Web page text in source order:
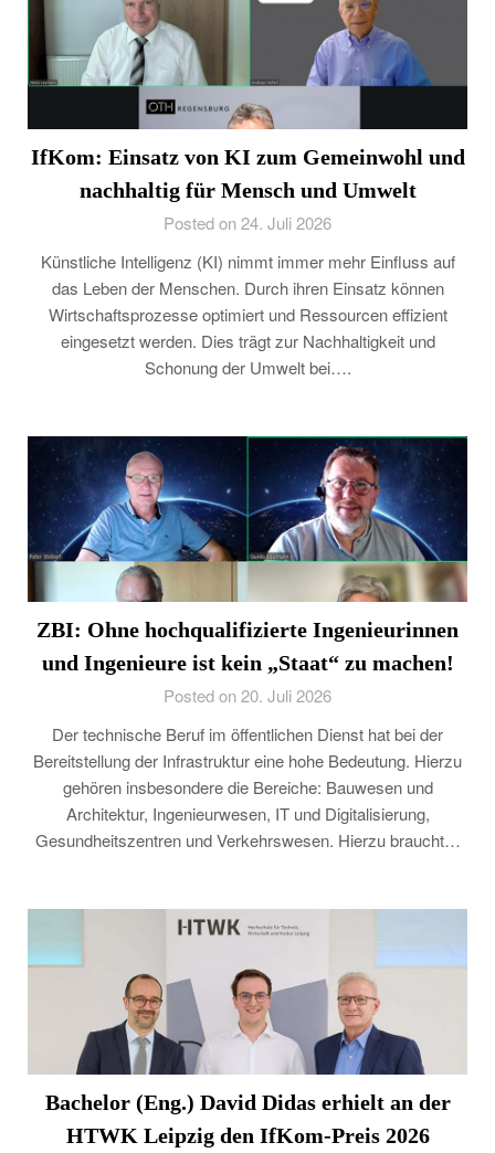
IfKom: Einsatz von KI zum Gemeinwohl und
nachhaltig für Mensch und Umwelt
Posted on 24. Juli 2026
Künstliche Intelligenz (KI) nimmt immer mehr Einfluss auf
das Leben der Menschen. Durch ihren Einsatz können
Wirtschaftsprozesse optimiert und Ressourcen effizient
eingesetzt werden. Dies trägt zur Nachhaltigkeit und
Schonung der Umwelt bei….
ZBI: Ohne hochqualifizierte Ingenieurinnen
und Ingenieure ist kein „Staat“ zu machen!
Posted on 20. Juli 2026
Der technische Beruf im öffentlichen Dienst hat bei der
Bereitstellung der Infrastruktur eine hohe Bedeutung. Hierzu
gehören insbesondere die Bereiche: Bauwesen und
Architektur, Ingenieurwesen, IT und Digitalisierung,
Gesundheitszentren und Verkehrswesen. Hierzu braucht…
Bachelor (Eng.) David Didas erhielt an der
HTWK Leipzig den IfKom-Preis 2026